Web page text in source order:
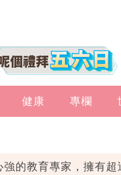
健康 專欄
的教育專家，擁有超